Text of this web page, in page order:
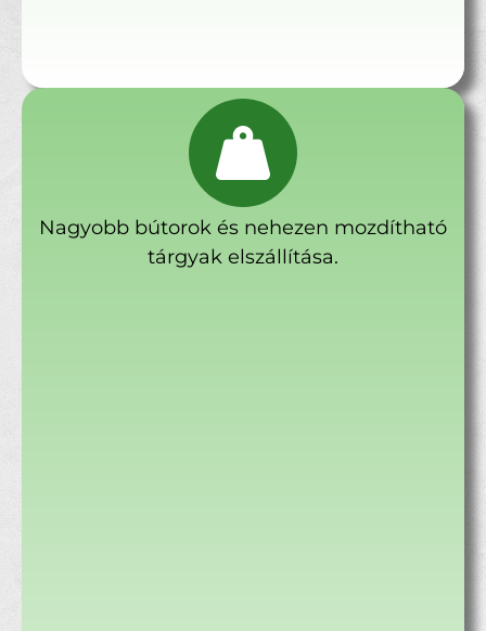
Nagyobb bútorok és nehezen mozdítható
tárgyak elszállítása.